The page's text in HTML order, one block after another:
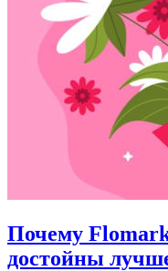
Почему
достойны